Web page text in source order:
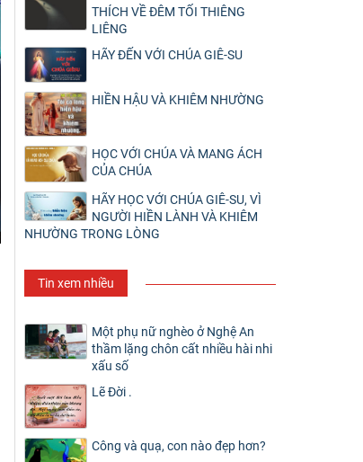
THÍCH VỀ ĐÊM TỐI THIÊNG
LIÊNG
HÃY ĐẾN VỚI CHÚA GIÊ-SU
HIỀN HẬU VÀ KHIÊM NHƯỜNG
HỌC VỚI CHÚA VÀ MANG ÁCH
CỦA CHÚA
HÃY HỌC VỚI CHÚA GIÊ-SU, VÌ
NGƯỜI HIỀN LÀNH VÀ KHIÊM
NHƯỜNG TRONG LÒNG
Tin xem nhiều
Một phụ nữ nghèo ở Nghệ An
thầm lặng chôn cất nhiều hài nhi
xấu số
Lẽ Đời .
Công và quạ, con nào đẹp hơn?